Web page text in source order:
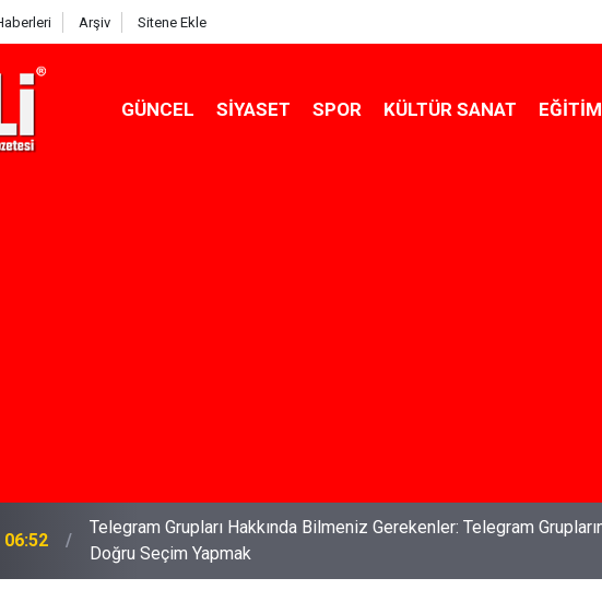
Arşiv Sitene Ekle
GÜNCEL SIYASET SPOR KÜLTÜR SANAT EĞITIM
04:43 İş Davaları: Haklarınızı Bilmek ve Koruma Altına Almak